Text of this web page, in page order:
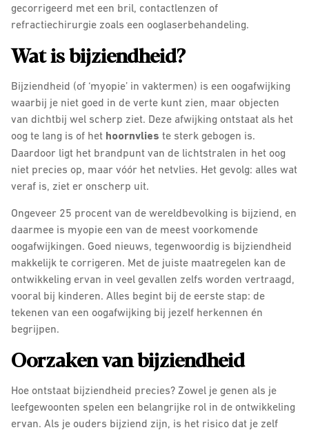
gecorrigeerd met een bril, contactlenzen of
refractiechirurgie zoals een ooglaserbehandeling.
Wat is bijziendheid?
Bijziendheid (of ‘myopie’ in vaktermen) is een oogafwijking
waarbij je niet goed in de verte kunt zien, maar objecten
van dichtbij wel scherp ziet. Deze afwijking ontstaat als het
oog te lang is of het hoornvlies te sterk gebogen is.
Daardoor ligt het brandpunt van de lichtstralen in het oog
niet precies op, maar vóór het netvlies. Het gevolg: alles wat
veraf is, ziet er onscherp uit.
Ongeveer 25 procent van de wereldbevolking is bijziend, en
daarmee is myopie een van de meest voorkomende
oogafwijkingen. Goed nieuws, tegenwoordig is bijziendheid
makkelijk te corrigeren. Met de juiste maatregelen kan de
ontwikkeling ervan in veel gevallen zelfs worden vertraagd,
vooral bij kinderen. Alles begint bij de eerste stap: de
tekenen van een oogafwijking bij jezelf herkennen én
begrijpen.
Oorzaken van bijziendheid
Hoe ontstaat bijziendheid precies? Zowel je genen als je
leefgewoonten spelen een belangrijke rol in de ontwikkeling
ervan. Als je ouders bijziend zijn, is het risico dat je zelf